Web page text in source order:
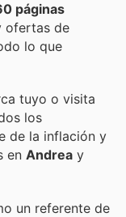
páginas
ofertas de
lo que
tuyo o visita
los
de la inflación y
en Andrea y
un referente de